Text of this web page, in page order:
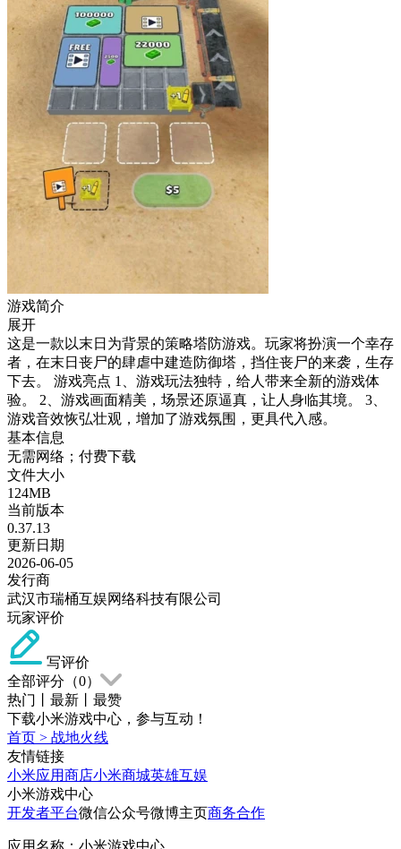
游戏简介
展开
这是一款以末日为背景的策略塔防游戏。玩家将扮演一个幸存
者，在末日丧尸的肆虐中建造防御塔，挡住丧尸的来袭，生存
下去。 游戏亮点 1、游戏玩法独特，给人带来全新的游戏体
验。 2、游戏画面精美，场景还原逼真，让人身临其境。 3、
游戏音效恢弘壮观，增加了游戏氛围，更具代入感。
基本信息
无需网络；付费下载
文件大小
124MB
当前版本
0.37.13
更新日期
2026-06-05
发行商
武汉市瑞桶互娱网络科技有限公司
玩家评价
写评价
全部评分（0）
热门
最新
最赞
下载小米游戏中心，参与互动！
首页 > 战地火线
友情链接
小米应用商店小米商城英雄互娱
小米游戏中心
开发者平台微信公众号微博主页商务合作
应用名称：小米游戏中心